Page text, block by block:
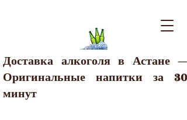
Доставка алкоголя в Астане —
Оригинальные напитки за 30
минут